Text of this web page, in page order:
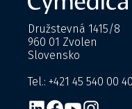
Družstevná 1415/8
960 01 Zvolen
Slovensko
Tel.: +421 45 540 00 40